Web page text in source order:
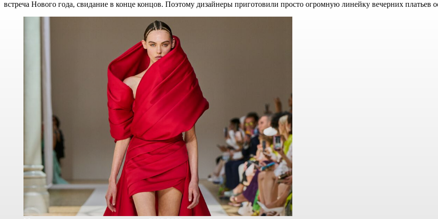
встреча Нового года, свидание в конце концов. Поэтому дизайнеры приготовили просто огромную линейку вечерних платьев